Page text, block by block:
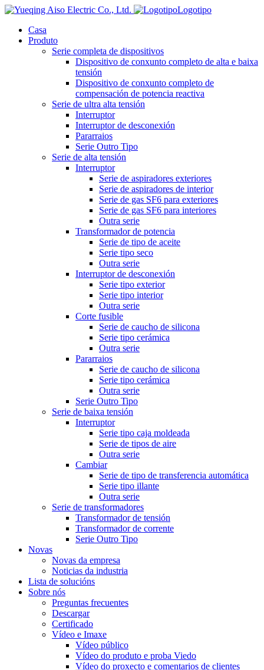
Logotipo
Casa
Produto
Serie completa de dispositivos
Dispositivo de conxunto completo de alta e baixa
tensión
Dispositivo de conxunto completo de
compensación de potencia reactiva
Serie de ultra alta tensión
Interruptor
Interruptor de desconexión
Pararraios
Serie Outro Tipo
Serie de alta tensión
Interruptor
Serie de aspiradores exteriores
Serie de aspiradores de interior
Serie de gas SF6 para exteriores
Serie de gas SF6 para interiores
Outra serie
Transformador de potencia
Serie de tipo de aceite
Serie tipo seco
Outra serie
Interruptor de desconexión
Serie tipo exterior
Serie tipo interior
Outra serie
Corte fusible
Serie de caucho de silicona
Serie tipo cerámica
Outra serie
Pararraios
Serie de caucho de silicona
Serie tipo cerámica
Outra serie
Serie Outro Tipo
Serie de baixa tensión
Interruptor
Serie tipo caja moldeada
Serie de tipos de aire
Outra serie
Cambiar
Serie de tipo de transferencia automática
Serie tipo illante
Outra serie
Serie de transformadores
Transformador de tensión
Transformador de corrente
Serie Outro Tipo
Novas
Novas da empresa
Noticias da industria
Lista de solucións
Sobre nós
Preguntas frecuentes
Descargar
Certificado
Vídeo e Imaxe
Vídeo público
Vídeo do produto e proba Viedo
Vídeo do proxecto e comentarios de clientes